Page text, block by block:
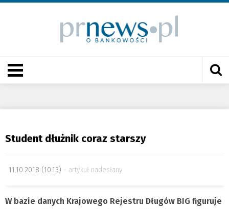
Student dłużnik coraz starszy
11.10.2018 (10:13) artykuł nadesłany
W bazie danych Krajowego Rejestru Długów BIG figuruje